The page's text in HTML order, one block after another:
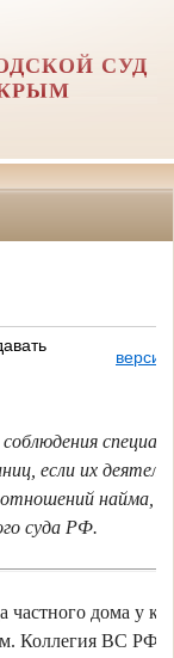
СУД
если их
найма,
суда РФ.
дома у
Коллегия ВС РФ